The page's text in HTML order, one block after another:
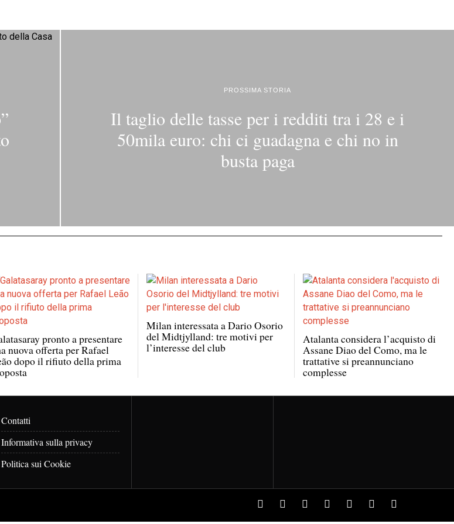
PROSSIMA STORIA
Il taglio delle tasse per i redditi tra i 28 e i
50mila euro: chi ci guadagna e chi no in
busta paga
pronto a presentare
nuova offerta per Rafael
dopo il rifiuto della prima
Milan interessata a Dario Osorio
del Midtjylland: tre motivi per
l’interesse del club
Atalanta considera l’acquisto di
Assane Diao del Como, ma le
trattative si preannunciano
complesse
Contatti
Informativa sulla privacy
Politica sui Cookie